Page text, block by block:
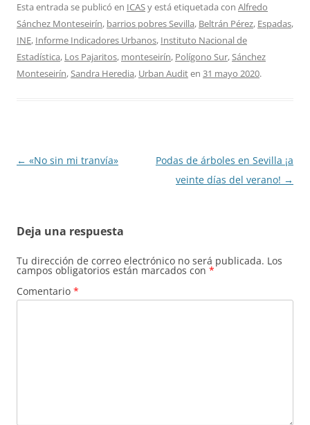
Esta entrada se publicó en ICASy está etiquetada con Alfredo
Sánchez Monteseirín, barrios pobres Sevilla, Beltrán Pérez, Espadas,
INE, Informe Indicadores Urbanos, Instituto Nacional de
Estadística, Los Pajaritos, monteseirín, Polígono Sur,Sánchez
Monteseirín,Sandra Heredia, Urban Auditen 31 mayo 2020.
Navegación
← «No sin mi tranvía»
Podas de árboles en Sevilla ¡a
veinte días del verano! →
Deja una respuesta
Tu dirección de correo electrónico no será publicada. Los
campos obligatorios están marcados con *
Comentario *